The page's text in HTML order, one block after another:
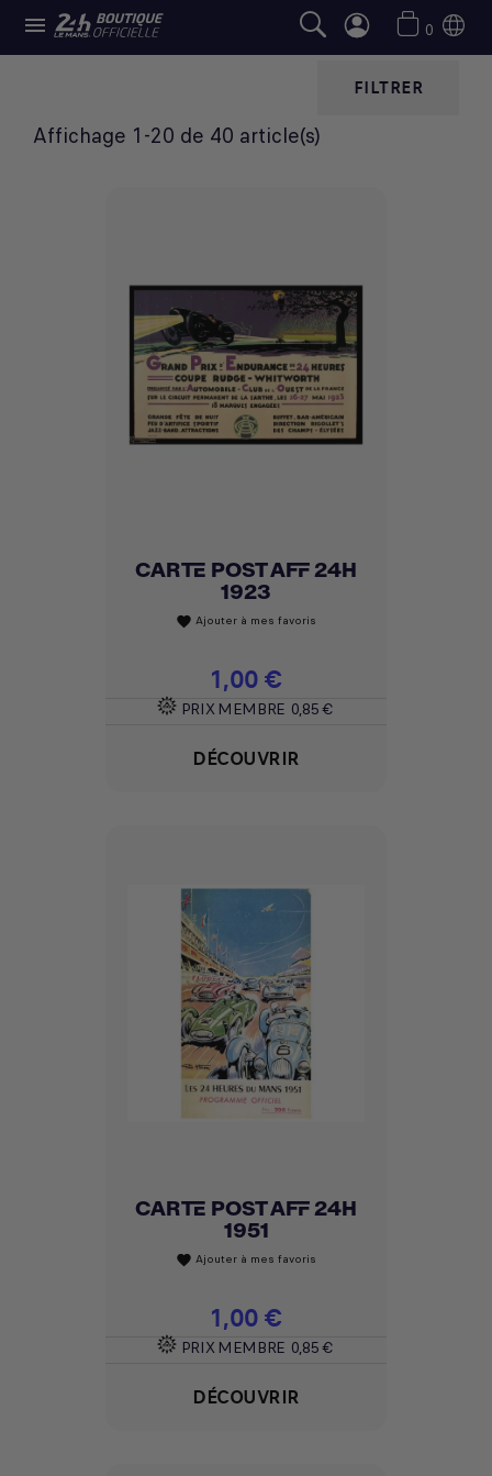
 0
CARTES POSTALES
FILTRER
Affichage 1-20 de 40 article(s)
CARTE POST AFF 24H
1923
favorite Ajouter à mes favoris
Prix
1,00 €
PRIX MEMBRE 0,85 €
DÉCOUVRIR
CARTE POST AFF 24H
1951
favorite Ajouter à mes favoris
Prix
1,00 €
PRIX MEMBRE 0,85 €
DÉCOUVRIR